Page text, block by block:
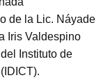
de la Lic. Náyade
Iris Valdespino
Instituto de